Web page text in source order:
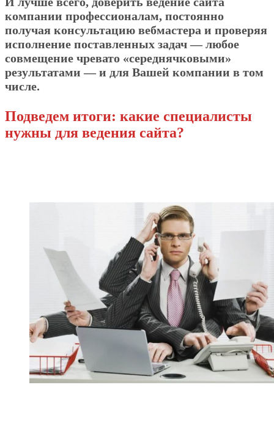
компании профессионалам, постоянно
получая консультацию вебмастера и проверяя
исполнение поставленных задач — любое
совмещение чревато «середнячковыми»
результатами — и для Вашей компании в том
числе.
Подведем итоги: какие специалисты
нужны для ведения сайта?